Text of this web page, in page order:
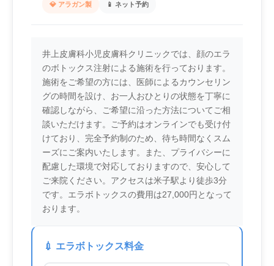
💎 アラガン製 📱 ネット予約
井上皮膚科小児皮膚科クリニックでは、顔のエラ
のボトックス注射による施術を行っております。
施術をご希望の方には、医師によるカウンセリン
グの時間を設け、お一人おひとりの状態を丁寧に
確認しながら、ご希望に沿った方法についてご相
談いただけます。ご予約はオンラインでも受け付
けており、完全予約制のため、待ち時間なくスム
ーズにご案内いたします。また、プライバシーに
配慮した環境で対応しておりますので、安心して
ご来院ください。アクセスは米子駅より徒歩3分
です。エラボトックスの費用は27,000円となって
おります。
💉 エラボトックス料金